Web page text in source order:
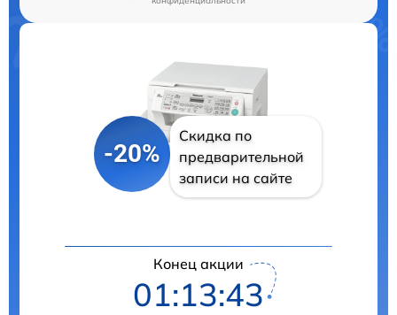
-20%
Скидка по
предварительной
записи на сайте
Конец акции
01:13:42